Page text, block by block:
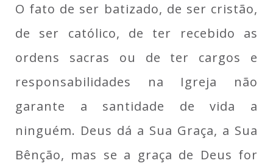
O fato de ser batizado, de ser cristão,
de ser católico, de ter recebido as
ordens sacras ou de ter cargos e
responsabilidades na Igreja não
garante a santidade de vida a
ninguém. Deus dá a Sua Graça, a Sua
Bênção, mas se a graça de Deus for